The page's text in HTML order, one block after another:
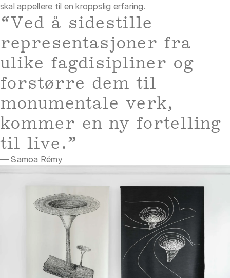
skal appellere til en kroppslig erfaring.
“Ved å sidestille
representasjoner fra
ulike fagdisipliner og
forstørre dem til
monumentale verk,
kommer en ny fortelling
til live.”
— Samoa Rémy